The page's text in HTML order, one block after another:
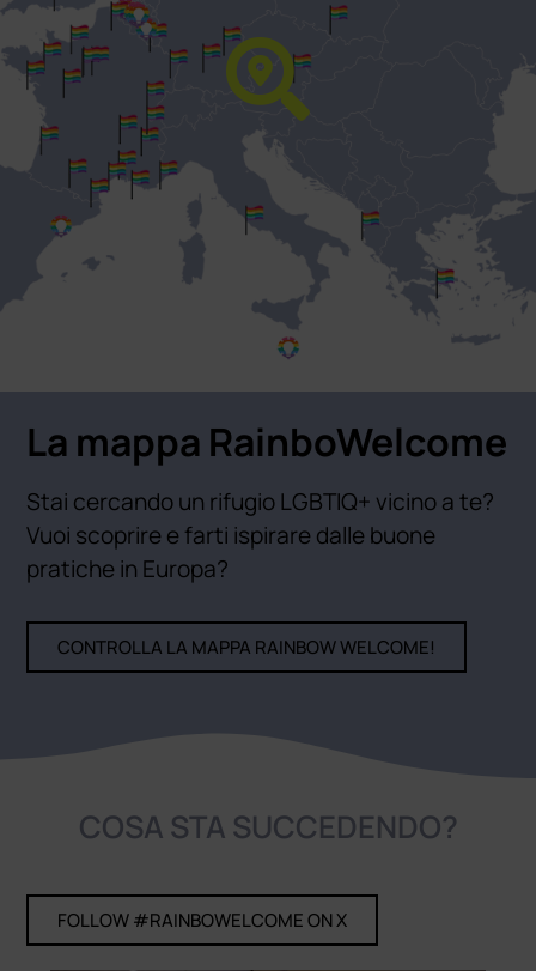
La mappa RainboWelcome
Stai cercando un rifugio LGBTIQ+ vicino a te?
Vuoi scoprire e farti ispirare dalle buone
pratiche in Europa?
CONTROLLA LA MAPPA RAINBOW WELCOME!
COSA STA SUCCEDENDO?
FOLLOW #RAINBOWELCOME ON X